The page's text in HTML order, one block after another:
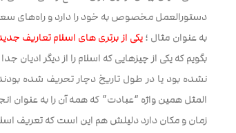
دستورالعمل مخصوص به خود را دارد و راه‌های
به عنوان مثال ؛یکی از برتری های اسلام تعاریف
بگویم که یکی از چیزهایی که اسلام را از دیگر ادیان
نشده بود یا در طول تاریخ دچار تحریف شده بودند
المثل همین واژه “عبادت” که همه آن را به عنوان
زمان و مکان دارد دلیلش هم این است که تعریف